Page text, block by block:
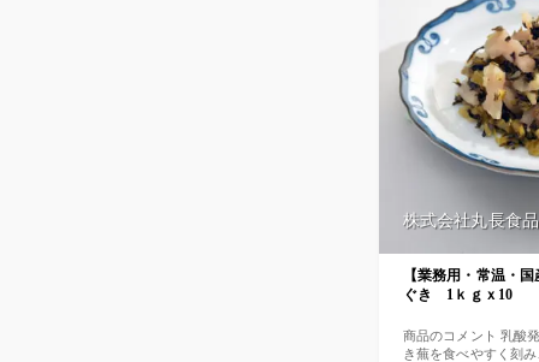
ｇ 炭水化物 10.9
ｇ （推定値）
株式会社丸長食品
【業務用・常温・
ぐき 1ｋｇｘ10
商品のコメント 乳酸
き蕪を食べやすく刻